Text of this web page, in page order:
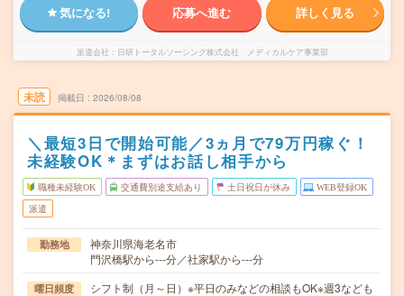
気になる! 応募へ進む 詳しく見る
派遣会社 日研トータルソーシング株式会社 メディカルケア事業部
未読 掲載日 2026/08/08
＼最短3日で開始可能／3ヵ月で79万円稼ぐ！
未経験OK＊まずはお話し相手から
職種未経験OK 交通費別途支給あり 土日祝日が休み WEB登録OK
派遣
勤務地
神奈川県海老名市
門沢橋駅から---分／社家駅から---分
曜日頻度
シフト制（月～日）※平日のみなどの相談もOK※週3なども